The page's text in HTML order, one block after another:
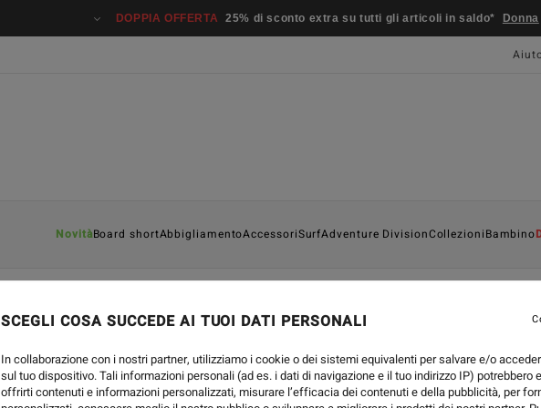
DOPPIA OFFERTA 25% di sconto extra su tutti gli articoli in saldo* Donna
NovitàBoard shortAbbigliamentoAccessoriSurfAdventure DivisionCollezioniBambino
COLLABORATIONS 29
LOOKBOOK
SCEGLI COSA SUCCEDE AI TUOI DATI PERSONALI
In collaborazione con i nostri partner, utilizziamo i cookie o dei sistemi equivalenti per salvare e/o
sul tuo dispositivo. Tali informazioni personali (ad es. i dati di navigazione e il tuo indirizzo IP) potrebbero
offrirti contenuti e informazioni personalizzati, misurare l’efficacia dei contenuti e della pubblicità, per